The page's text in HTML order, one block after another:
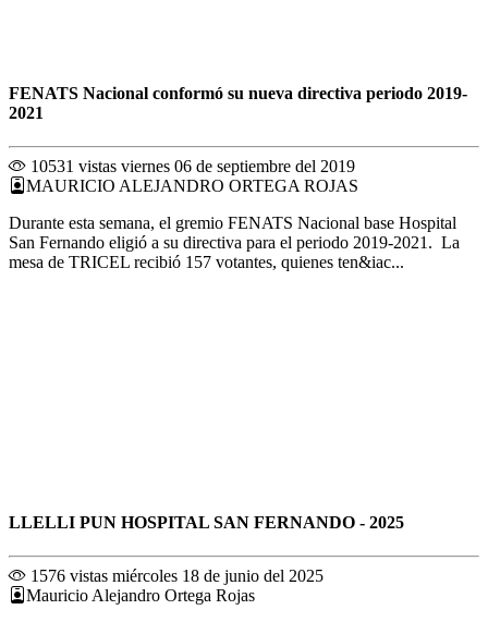
FENATS Nacional conformó su nueva directiva periodo 2019-
2021
10531 vistas viernes 06 de septiembre del 2019
MAURICIO ALEJANDRO ORTEGA ROJAS
Durante esta semana, el gremio FENATS Nacional base Hospital
San Fernando eligió a su directiva para el periodo 2019-2021. La
mesa de TRICEL recibió 157 votantes, quienes ten&iac...
LLELLI PUN HOSPITAL SAN FERNANDO - 2025
1576 vistas miércoles 18 de junio del 2025
Mauricio Alejandro Ortega Rojas